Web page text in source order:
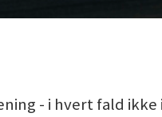
- i hvert fald